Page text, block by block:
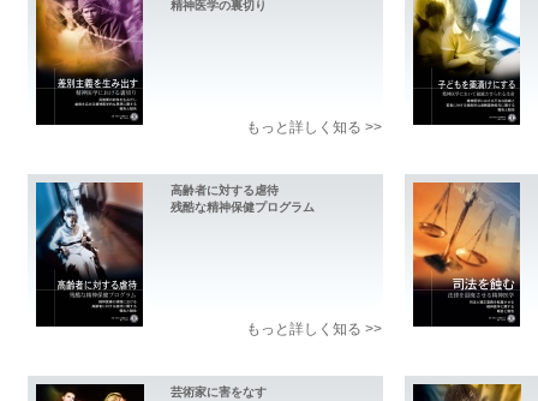
精神医学の裏切り
もっと詳しく知る >>
高齢者に対する虐待
残酷な精神保健プログラム
もっと詳しく知る >>
芸術家に害をなす